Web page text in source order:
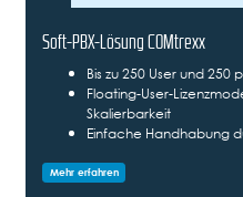
Soft-PBX-Lösung COMtrexx
Bis zu 250 User und 250
Floating-User-
Skalierbarkeit
Einfache Handhabung
Mehr erfahren